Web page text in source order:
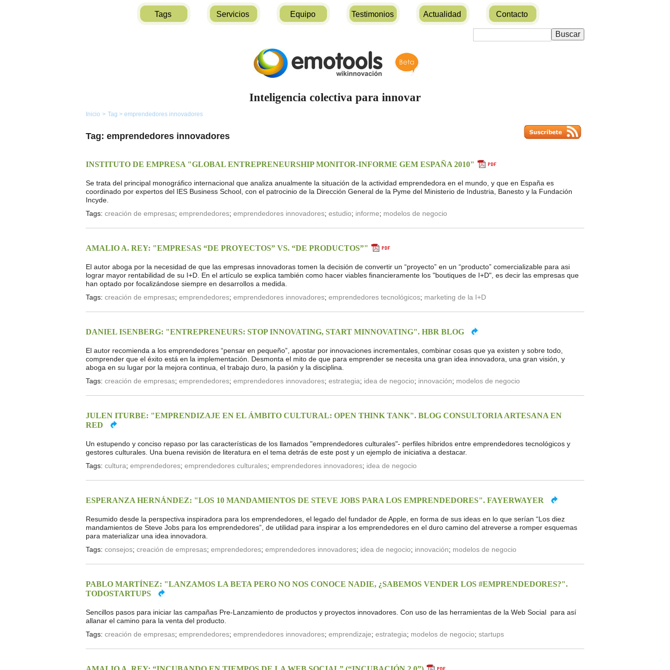
Tags Servicios Equipo Testimonios Actualidad Contacto
Inteligencia colectiva para innovar
Inicio > Tag > emprendedores innovadores
Tag: emprendedores innovadores
INSTITUTO DE EMPRESA "GLOBAL ENTREPRENEURSHIP MONITOR-INFORME GEM ESPAÑA 2010"
Se trata del principal monográfico internacional que analiza anualmente la situación de la actividad emprendedora en el mundo, y que en España es
coordinado por expertos del IES Business School, con el patrocinio de la Dirección General de la Pyme del Ministerio de Industria, Banesto y la Fundación
Incyde.
Tags: creación de empresas; emprendedores; emprendedores innovadores; estudio; informe; modelos de negocio
AMALIO A. REY: "EMPRESAS “DE PROYECTOS” VS. “DE PRODUCTOS”"
El autor aboga por la necesidad de que las empresas innovadoras tomen la decisión de convertir un “proyecto” en un “producto” comercializable para asi
lograr mayor rentabilidad de su I+D. En el artículo se explica también como hacer viables financieramente los "boutiques de I+D", es decir las empresas que
han optado por focalizándose siempre en desarrollos a medida.
Tags: creación de empresas; emprendedores; emprendedores innovadores; emprendedores tecnológicos; marketing de la I+D
DANIEL ISENBERG: "ENTREPRENEURS: STOP INNOVATING, START MINNOVATING". HBR BLOG
El autor recomienda a los emprendedores “pensar en pequeño”, apostar por innovaciones incrementales, combinar cosas que ya existen y sobre todo,
comprender que el éxito está en la implementación. Desmonta el mito de que para emprender se necesita una gran idea innovadora, una gran visión, y
aboga en su lugar por la mejora continua, el trabajo duro, la pasión y la disciplina.
Tags: creación de empresas; emprendedores; emprendedores innovadores; estrategia; idea de negocio; innovación; modelos de negocio
JULEN ITURBE: "EMPRENDIZAJE EN EL ÁMBITO CULTURAL: OPEN THINK TANK". BLOG CONSULTORIA ARTESANA EN
RED
Un estupendo y conciso repaso por las características de los llamados "emprendedores culturales"- perfiles híbridos entre emprendedores tecnológicos y
gestores culturales. Una buena revisión de literatura en el tema detrás de este post y un ejemplo de iniciativa a destacar.
Tags: cultura; emprendedores; emprendedores culturales; emprendedores innovadores; idea de negocio
ESPERANZA HERNÁNDEZ: "LOS 10 MANDAMIENTOS DE STEVE JOBS PARA LOS EMPRENDEDORES". FAYERWAYER
Resumido desde la perspectiva inspiradora para los emprendedores, el legado del fundador de Apple, en forma de sus ideas en lo que serían “Los diez
mandamientos de Steve Jobs para los emprendedores”, de utilidad para inspirar a los emprendedores en el duro camino del atreverse a romper esquemas
para materializar una idea innovadora.
Tags: consejos; creación de empresas; emprendedores; emprendedores innovadores; idea de negocio; innovación; modelos de negocio
PABLO MARTÍNEZ: "LANZAMOS LA BETA PERO NO NOS CONOCE NADIE, ¿SABEMOS VENDER LOS #EMPRENDEDORES?".
TODOSTARTUPS
Sencillos pasos para iniciar las campañas Pre-Lanzamiento de productos y proyectos innovadores. Con uso de las herramientas de la Web Social para así
allanar el camino para la venta del producto.
Tags: creación de empresas; emprendedores; emprendedores innovadores; emprendizaje; estrategia; modelos de negocio; startups